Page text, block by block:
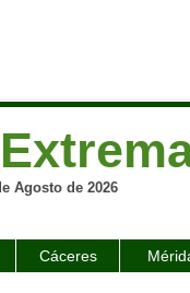
Agosto de 2026
Cáceres